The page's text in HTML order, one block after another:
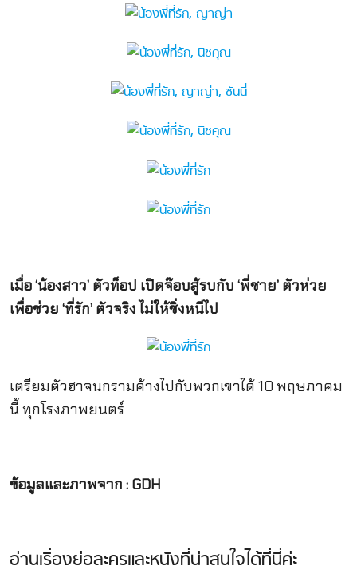
เมื่อ ‘น้องสาว’ ตัวท็อป เปิดจ๊อบสู้รบกับ ‘พี่ชาย’ ตัวห่วย
เพื่อช่วย ‘ที่รัก’ ตัวจริง ไม่ให้ชิ่งหนีไป
เตรียมตัวฮาจนกรามค้างไปกับพวกเขาได้ 10 พฤษภาคม
นี้ ทุกโรงภาพยนตร์
ข้อมูลและภาพจาก : GDH
อ่านเรื่องย่อละครและหนังที่น่าสนใจได้ที่นี่ค่ะ